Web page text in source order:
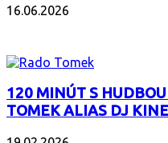
16.06.2026
120 MINÚT S
TOMEK ALIAS DJ